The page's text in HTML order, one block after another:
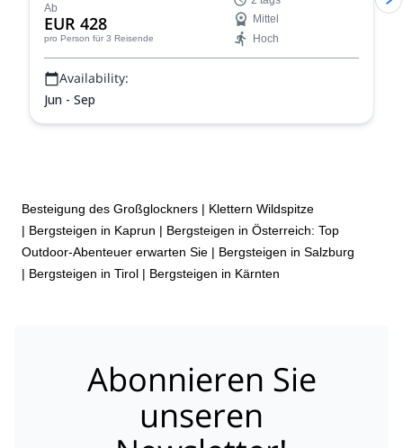
atemberaubend!
Ab
EUR 428
pro Person für 3 Reisende
Mittel
Hoch
Availability:
Jun - Sep
Besteigung des Großglockners | Klettern Wildspitze
| Bergsteigen in Kaprun | Bergsteigen in Österreich: Top
Outdoor-Abenteuer erwarten Sie | Bergsteigen in Salzburg
| Bergsteigen in Tirol | Bergsteigen in Kärnten
Abonnieren Sie
unseren